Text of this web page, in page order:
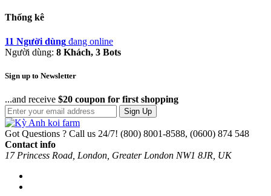
Thống kê
11 Người dùng đang online
Người dùng: 8 Khách, 3 Bots
Sign up to Newsletter
...and receive $20 coupon for first shopping
Sign Up
Got Questions ? Call us 24/7! (800) 8001-8588, (0600) 874 548
Contact info
17 Princess Road, London, Greater London NW1 8JR, UK